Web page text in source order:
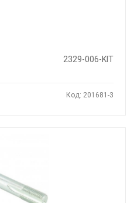
2329-006-KIT
Код: 201681-3